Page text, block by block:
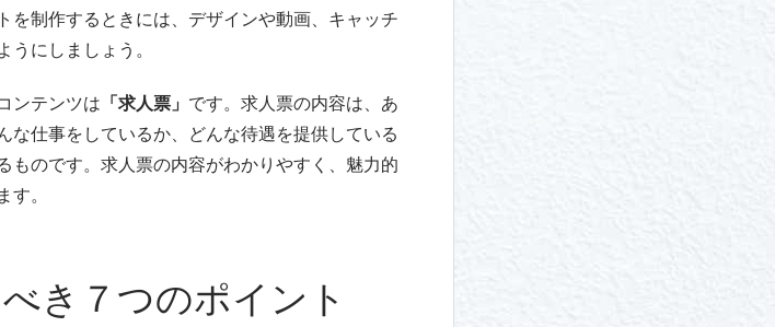
を制作するときには、デザインや動画、キャッチ
にしましょう。
ンテンツは 「求人票」 です。求人票の内容は、あ
な仕事をしているか、どんな待遇を提供している
ものです。求人票の内容がわかりやすく、魅力的
。
き７つのポイント